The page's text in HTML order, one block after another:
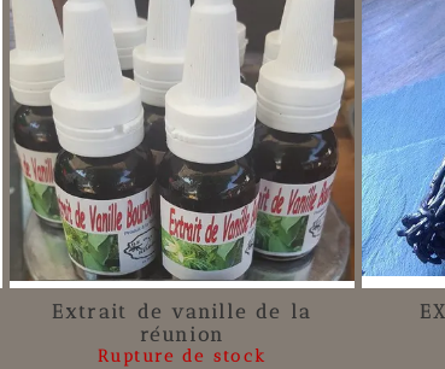
Extrait de vanille de la
réunion
Rupture de stock